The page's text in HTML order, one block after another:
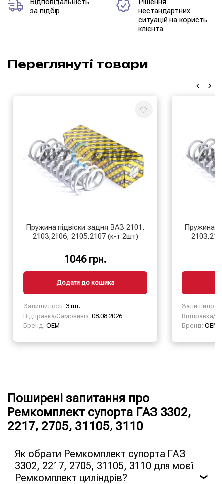
Відповідальність
за підбір
Рішення
нестандартних
ситуацій на користь
клієнта
Переглянуті товари
Пружина підвіски задня ВАЗ 2101,
2103,2106, 2105,2107 (к-т 2шт)
1046 грн.
Додати до кошика
Залишилось: 3 шт.
Відправка/Самовивіз: 08.08.2026
Бренд: OEM
Пружина
Відправка/
Бренд: OEM
Поширені запитання про
Ремкомплект супорта ГАЗ 3302,
2217, 2705, 31105, 3110
Як обрати Ремкомплект супорта ГАЗ
3302, 2217, 2705, 31105, 3110 для моєї
Ремкомплект циліндрів?
❯